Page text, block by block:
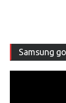
Samsung